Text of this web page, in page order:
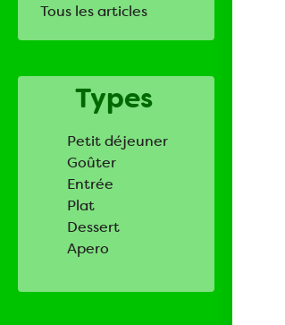
Tous les articles
Types
Petit déjeuner
Goûter
Entrée
Plat
Dessert
Apero